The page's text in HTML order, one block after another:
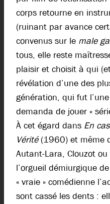
corps retourne en
(ruinant par avance
convenus sur le male
tous, elle reste
plaisir et choisit à qui
révélation d’une des
génération, qui fut
demanda de jouer «
À cet égard dans En
Vérité(1960) et même
Autant-Lara, Clouzot
l’orgueil démiurgique
« vraie » comédienne
sont cassé les dents :